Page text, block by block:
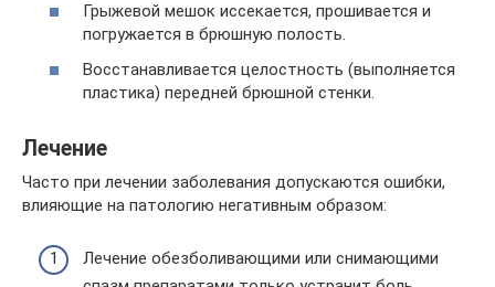
Грыжевой мешок иссекается, прошивается и
погружается в брюшную полость.
Восстанавливается целостность (выполняется
пластика) передней брюшной стенки.
Лечение
Часто при лечении заболевания допускаются ошибки,
влияющие на патологию негативным образом:
Лечение обезболивающими или снимающими